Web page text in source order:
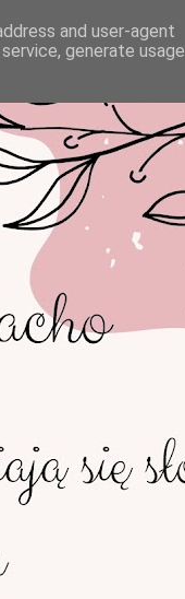
and user-agent
generate usage